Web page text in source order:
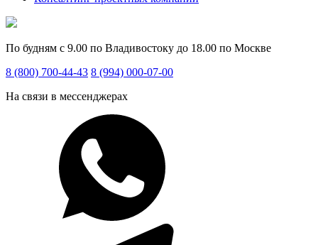
По будням с 9.00 по Владивостоку до 18.00 по Москве
8 (800) 700-44-43 8 (994) 000-07-00
На связи в мессенджерах